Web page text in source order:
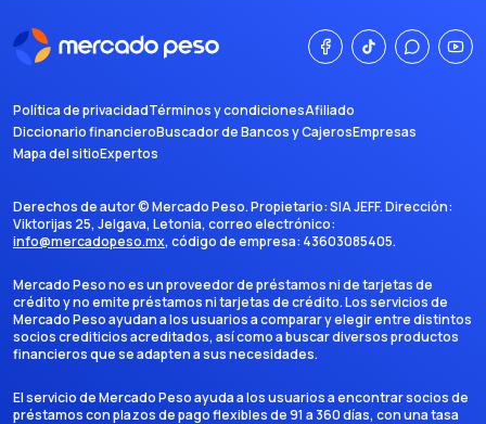
Política de privacidadTérminos y condicionesAfiliado
Diccionario financieroBuscador de Bancos y CajerosEmpresas
Mapa del sitioExpertos
Derechos de autor ©Mercado Peso. Propietario:SIA JEFF. Dirección:
Viktorijas 25, Jelgava, Letonia, correo electrónico:
info@mercadopeso.mx, código de empresa: 43603085405.
Mercado Peso no es un proveedor de préstamos ni de tarjetas de
crédito y no emite préstamos ni tarjetas de crédito. Los servicios de
Mercado Peso ayudan a los usuarios a comparar y elegir entre distintos
socios crediticios acreditados, así como a buscar diversos productos
financieros que se adapten a sus necesidades.
El servicio de Mercado Peso ayuda a los usuarios a encontrar socios de
préstamos con plazos de pago flexibles de 91 a 360 días, con una tasa